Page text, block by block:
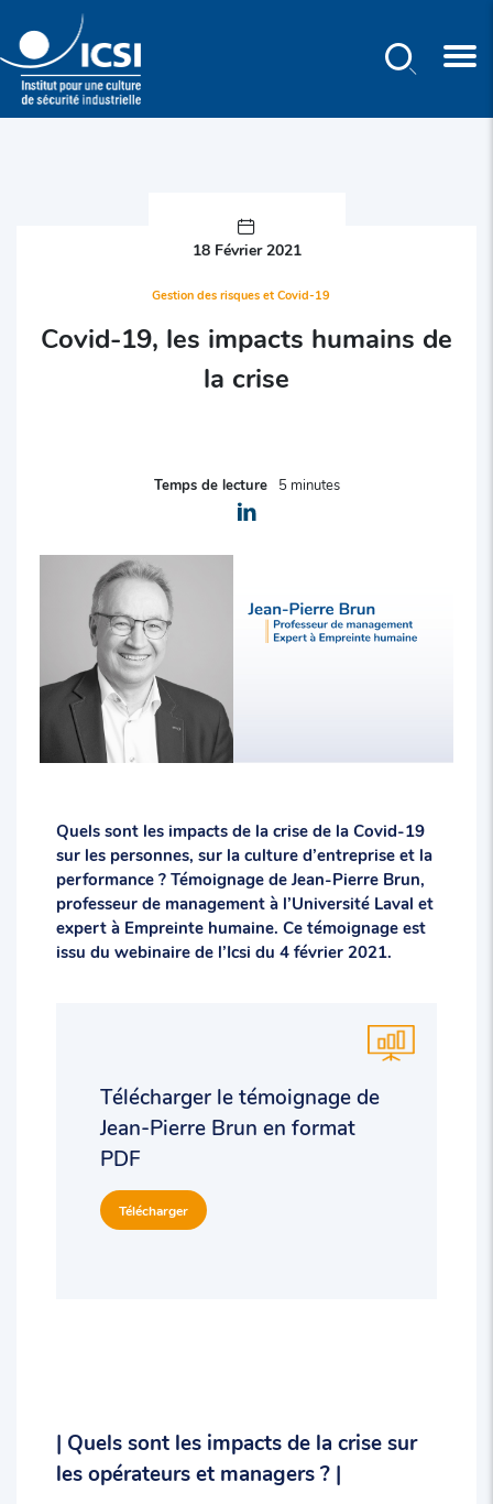
18 Février 2021
Gestion des risques et Covid-19
Covid-19, les impacts humains de
la crise
Temps de lecture 5 minutes
Quels sont les impacts de la crise de la Covid-19
sur les personnes, sur la culture d’entreprise et la
performance ? Témoignage de Jean-Pierre Brun,
professeur de management à l’Université Laval et
expert à Empreinte humaine. Ce témoignage est
issu du webinaire de l’Icsi du 4 février 2021.
Télécharger le témoignage de
Jean-Pierre Brun en format
PDF
Télécharger
| Quels sont les impacts de la crise sur
les opérateurs et managers ? |